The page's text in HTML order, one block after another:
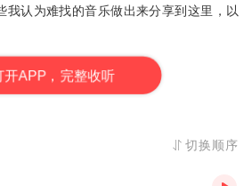
我认为难找的音乐做出来分享到这里，以
开APP，完整收听
切换顺序